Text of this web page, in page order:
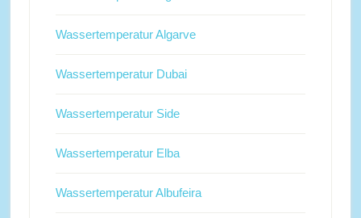
Wassertemperatur Algarve
Wassertemperatur Dubai
Wassertemperatur Side
Wassertemperatur Elba
Wassertemperatur Albufeira